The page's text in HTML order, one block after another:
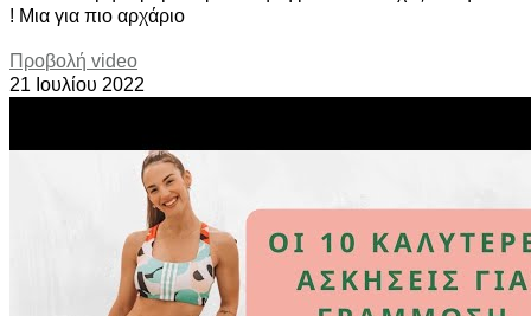
! Μια για πιο αρχάριο
Προβολή video
21 Ιουλίου 2022